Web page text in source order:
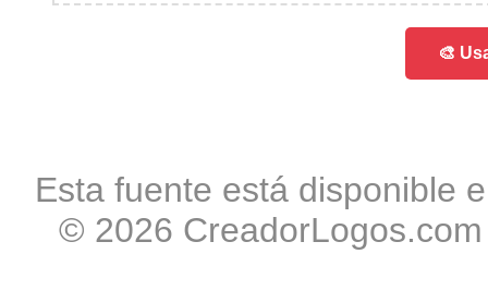
🎨
Esta fuente está disponible
© 2026